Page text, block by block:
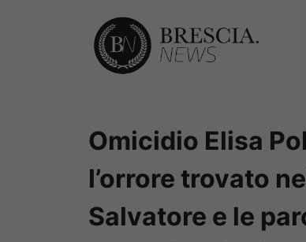
Omicidio Elisa
l’orrore trovato
Salvatore e le